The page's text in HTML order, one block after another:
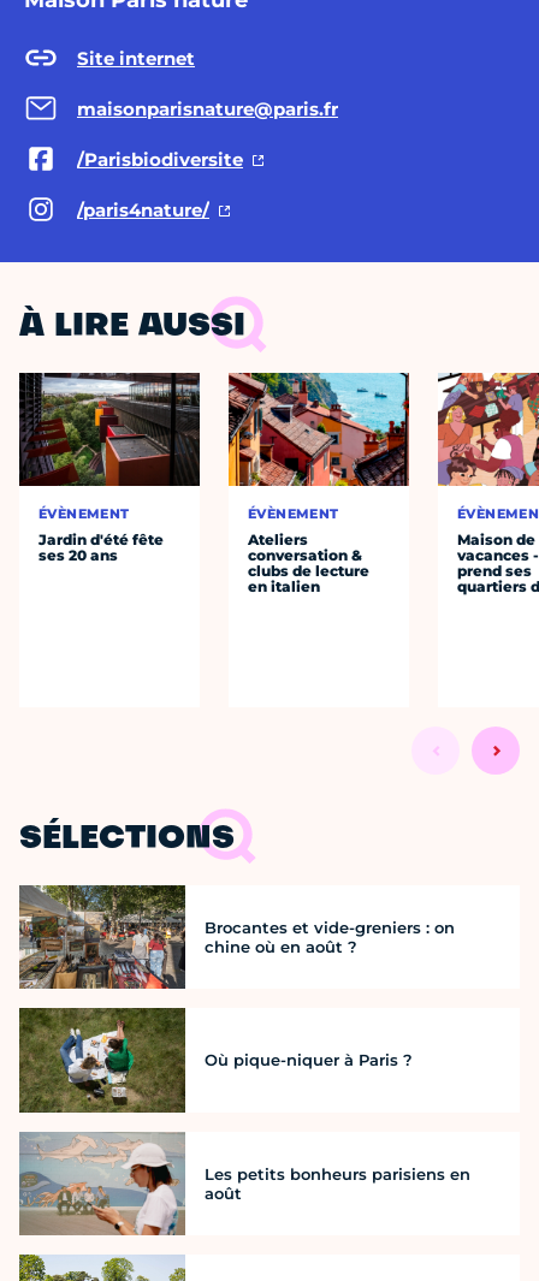
Site internet
maisonparisnature@paris.fr
/Parisbiodiversite
/paris4nature/
À LIRE AUSSI
ÉVÈNEMENT
Jardin d'été fête
ses 20 ans
ÉVÈNEMENT
Ateliers
conversation &
clubs de lecture
en italien
Maison de
vacances
prend ses
quartiers
SÉLECTIONS
Brocantes et vide-greniers : on
chine où en août ?
Où pique-niquer à Paris ?
Les petits bonheurs parisiens en
août